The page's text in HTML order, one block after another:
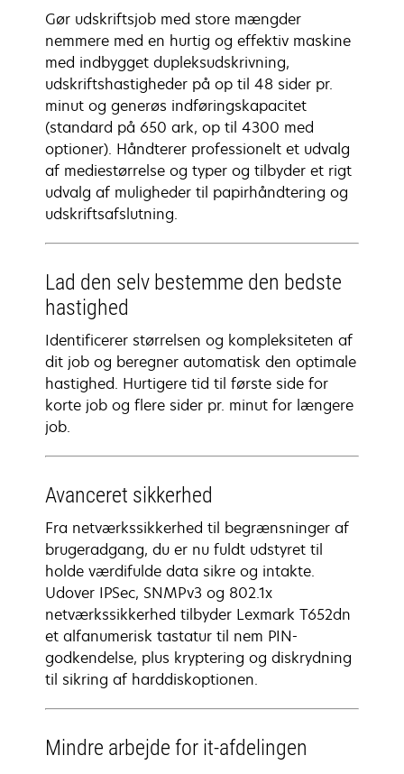
Gør udskriftsjob med store mængder
nemmere med en hurtig og effektiv maskine
med indbygget dupleksudskrivning,
udskriftshastigheder på op til 48 sider pr.
minut og generøs indføringskapacitet
(standard på 650 ark, op til 4300 med
optioner). Håndterer professionelt et udvalg
af mediestørrelse og typer og tilbyder et rigt
udvalg af muligheder til papirhåndtering og
udskriftsafslutning.
Lad den selv bestemme den bedste
hastighed
Identificerer størrelsen og kompleksiteten af
dit job og beregner automatisk den optimale
hastighed. Hurtigere tid til første side for
korte job og flere sider pr. minut for længere
job.
Avanceret sikkerhed
Fra netværkssikkerhed til begrænsninger af
brugeradgang, du er nu fuldt udstyret til
holde værdifulde data sikre og intakte.
Udover IPSec, SNMPv3 og 802.1x
netværkssikkerhed tilbyder Lexmark T652dn
et alfanumerisk tastatur til nem PIN-
godkendelse, plus kryptering og diskrydning
til sikring af harddiskoptionen.
Mindre arbejde for it-afdelingen